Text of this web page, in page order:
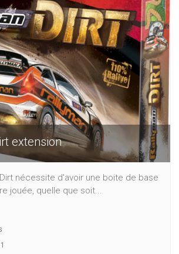
extension
nécessite d'avoir une boite de base
jouée, quelle que soit...